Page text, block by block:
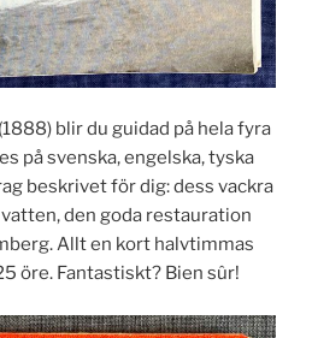
(1888) blir du guidad på hela fyra
på svenska, engelska, tyska
beskrivet för dig: dess vackra
den goda restauration
Allt en kort halvtimmas
öre. Fantastiskt? Bien sûr!